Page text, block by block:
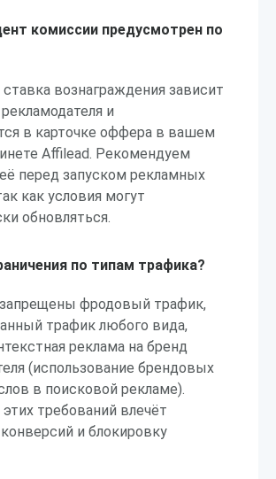
комиссии предусмотрен по
ставка вознаграждения зависит
и
в карточке оффера в вашем
Affilead. Рекомендуем
перед запуском рекламных
как условия могут
обновляться.
по типам трафика?
фродовый трафик,
трафик любого вида,
реклама на бренд
(использование брендовых
в поисковой рекламе).
требований влечёт
и блокировку